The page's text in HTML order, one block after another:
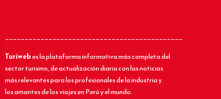
_____________________________________________
Turiwebes la plataforma informativa más completa del
sector turismo, de actualización diaria con las noticias
más relevantes para los profesionales de la industria y
los amantes de los viajes en Perú y el mundo.